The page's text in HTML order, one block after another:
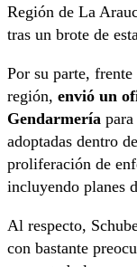
Región de La
tras un brote de
Por su parte,
región, envió un
Gendarmería
adoptadas dentro
proliferación de
incluyendo planes
Al respecto,
con bastante